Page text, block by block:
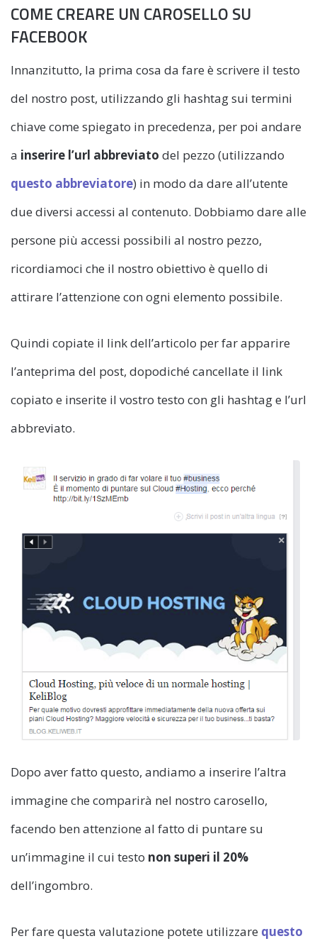
COME CREARE UN CAROSELLO SU
FACEBOOK
Innanzitutto, la prima cosa da fare è scrivere il testo
del nostro post, utilizzando gli hashtag sui termini
chiave come spiegato in precedenza, per poi andare
a inserire l’url abbreviato del pezzo (utilizzando
questo abbreviatore) in modo da dare all’utente
due diversi accessi al contenuto. Dobbiamo dare alle
persone più accessi possibili al nostro pezzo,
ricordiamoci che il nostro obiettivo è quello di
attirare l’attenzione con ogni elemento possibile.
Quindi copiate il link dell’articolo per far apparire
l’anteprima del post, dopodiché cancellate il link
copiato e inserite il vostro testo con gli hashtag e l’url
abbreviato.
Dopo aver fatto questo, andiamo a inserire l’altra
immagine che comparirà nel nostro carosello,
facendo ben attenzione al fatto di puntare su
un’immagine il cui testo non superi il 20%
dell’ingombro.
Per fare questa valutazione potete utilizzare questo